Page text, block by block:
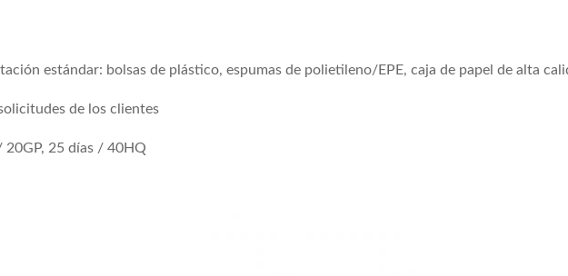
estándar: bolsas de plástico, espumas de polietileno/EPE, caja de papel de alta
de los clientes
20GP, 25 días / 40HQ